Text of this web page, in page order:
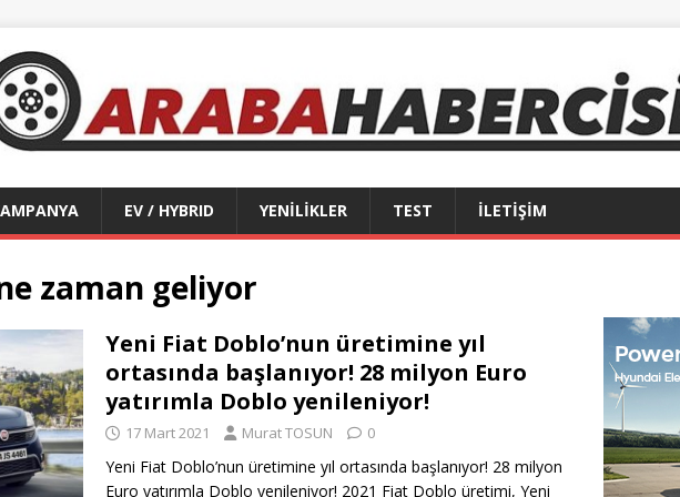
EV / HYBRID YENİLİKLER TEST İLETİŞİM
zaman geliyor
Yeni Fiat Doblo’nun üretimine yıl
ortasında başlanıyor! 28 milyon Euro
yatırımla Doblo yenileniyor!
17 Mart 2021 Murat TOSUN 0
Yeni Fiat Doblo’nun üretimine yıl ortasında başlanıyor! 28 milyon
Euro yatırımla Doblo yenileniyor! 2021 Fiat Doblo üretimi, Yeni